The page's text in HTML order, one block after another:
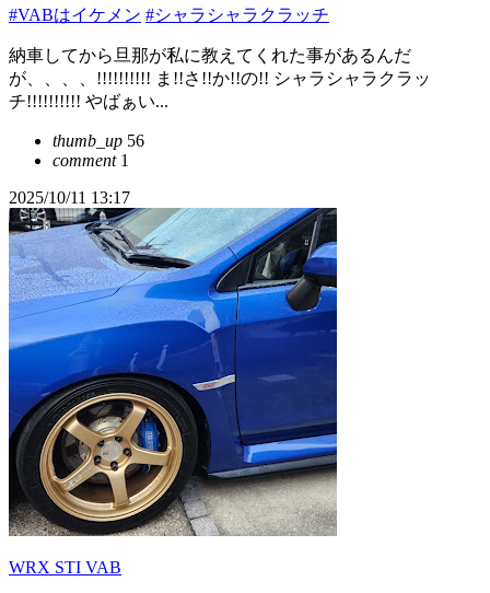
#VABはイケメン #シャラシャラクラッチ
納車してから旦那が私に教えてくれた事があるんだ
が、、、、!!!!!!!!!! ま!!さ!!か!!の!! シャラシャラクラッ
チ!!!!!!!!!! やばぁい...
thumb_up 56
comment1
2025/10/11 13:17
WRX STI VAB